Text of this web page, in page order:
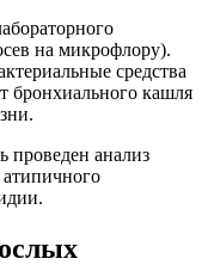
на микрофлору).
средства
бронхиального кашля
проведен анализ